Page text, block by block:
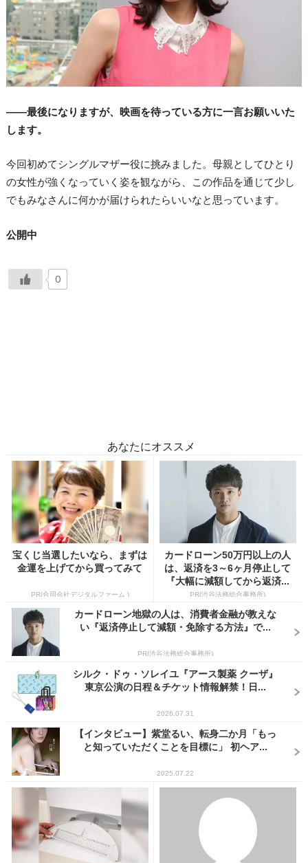
――最後になりますが、映画を待っている方に一言お願いいた
します。
今回初めてシングルマザー役に挑みました。母親としてひとり
の女性が強くなっていく姿を観ながら、この作品を通じて少し
でもみなさんに何かが届けられたらいいなと思っています。
公開中
0
あなたにオススメ
宝くじ当選したいなら、まずは
金運を上げてから買ってみて
PR(合同会社デジタルファーム )
カードローン50万円以上の人
は、返済を3～6ヶ月停止して
『大幅に減額してから返済...
PR(渋谷法務総合事務所)
カードローン地獄の人は、消費者金融が教えな
い『返済停止して減額・免除する方法』で...
PR(渋谷法務総合事務所)
シルク・ドゥ・ソレイユ『アース製薬 クーザ』
東京公演の日程＆チケット情報解禁！日...
2026.07.31
【インタビュー】紫堂るい、転身二か月「もっ
と知っていただくことを目標に」 初ヘア...
2025.07.22